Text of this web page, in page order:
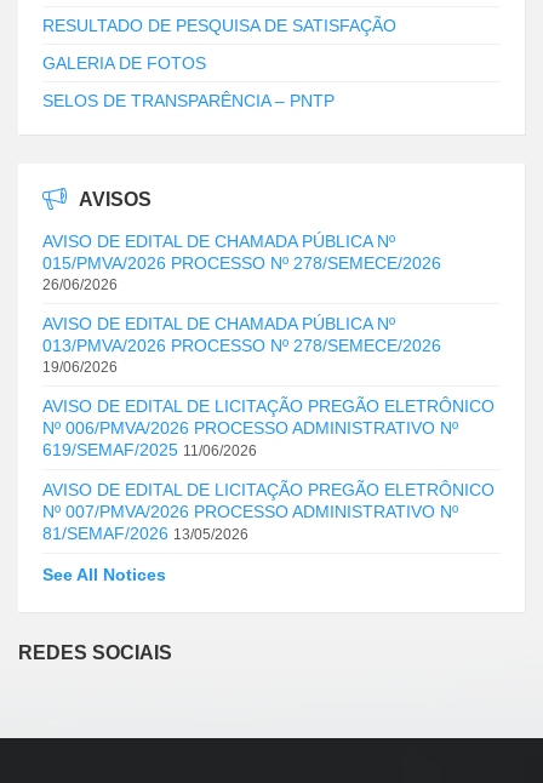
RESULTADO DE PESQUISA DE SATISFAÇÃO
GALERIA DE FOTOS
SELOS DE TRANSPARÊNCIA – PNTP
AVISOS
AVISO DE EDITAL DE CHAMADA PÚBLICA Nº
015/PMVA/2026 PROCESSO Nº 278/SEMECE/2026
26/06/2026
AVISO DE EDITAL DE CHAMADA PÚBLICA Nº
013/PMVA/2026 PROCESSO Nº 278/SEMECE/2026
19/06/2026
AVISO DE EDITAL DE LICITAÇÃO PREGÃO ELETRÔNICO
Nº 006/PMVA/2026 PROCESSO ADMINISTRATIVO Nº
619/SEMAF/2025 11/06/2026
AVISO DE EDITAL DE LICITAÇÃO PREGÃO ELETRÔNICO
Nº 007/PMVA/2026 PROCESSO ADMINISTRATIVO Nº
81/SEMAF/2026 13/05/2026
See All Notices
REDES SOCIAIS